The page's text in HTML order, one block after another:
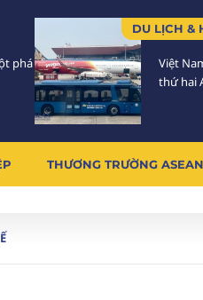
phá
DU LỊCH &
Việt
thứ hai
THƯƠNG TRƯỜNG ASEAN